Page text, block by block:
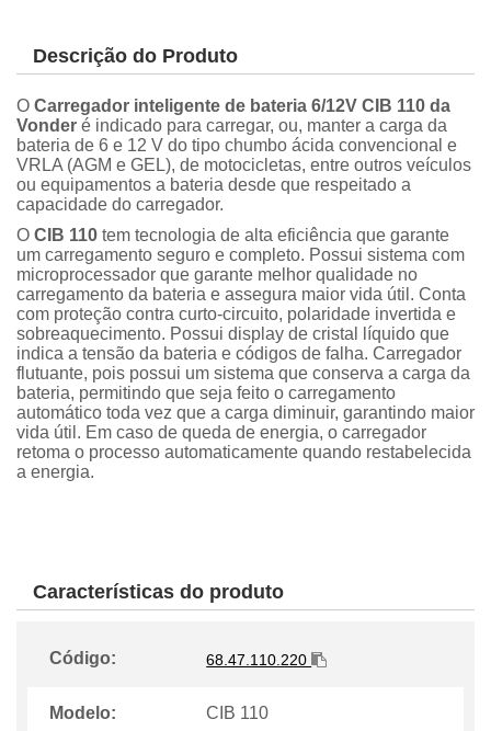
Descrição do Produto
O Carregador inteligente de bateria 6/12V CIB 110 da
Vonder é indicado para carregar, ou, manter a carga da
bateria de 6 e 12 V do tipo chumbo ácida convencional e
VRLA (AGM e GEL), de motocicletas, entre outros veículos
ou equipamentos a bateria desde que respeitado a
capacidade do carregador.
O CIB 110 tem tecnologia de alta eficiência que garante
um carregamento seguro e completo. Possui sistema com
microprocessador que garante melhor qualidade no
carregamento da bateria e assegura maior vida útil. Conta
com proteção contra curto-circuito, polaridade invertida e
sobreaquecimento. Possui display de cristal líquido que
indica a tensão da bateria e códigos de falha. Carregador
flutuante, pois possui um sistema que conserva a carga da
bateria, permitindo que seja feito o carregamento
automático toda vez que a carga diminuir, garantindo maior
vida útil. Em caso de queda de energia, o carregador
retoma o processo automaticamente quando restabelecida
a energia.
Características do produto
Código: 68.47.110.220
Modelo: CIB 110